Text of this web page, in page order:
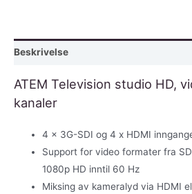
Beskrivelse
ATEM Television studio HD,
kanaler
4 x 3G-SDI og 4 x HDMI
Support for video formater fra
1080p HD inntil 60 Hz
Miksing av kameralyd via HDMI